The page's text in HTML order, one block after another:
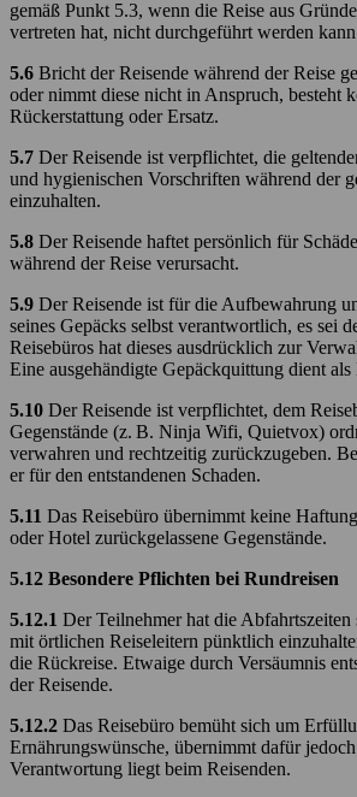
gemäß Punkt 5.3, wenn die Reise aus
vertreten hat, nicht durchgeführt werden
5.6 Bricht der Reisende während der Reise
oder nimmt diese nicht in Anspruch, besteht
Rückerstattung oder Ersatz.
5.7 Der Reisende ist verpflichtet, die
und hygienischen Vorschriften während der
einzuhalten.
5.8 Der Reisende haftet persönlich für
während der Reise verursacht.
5.9 Der Reisende ist für die Aufbewahrung
seines Gepäcks selbst verantwortlich, es sei
Reisebüros hat dieses ausdrücklich zur
Eine ausgehändigte Gepäckquittung dient als
5.10 Der Reisende ist verpflichtet, dem
Gegenstände (z. B. Ninja Wifi, Quietvox)
verwahren und rechtzeitig zurückzugeben.
er für den entstandenen Schaden.
5.11 Das Reisebüro übernimmt keine
oder Hotel zurückgelassene Gegenstände.
5.12 Besondere Pflichten bei Rundreisen
5.12.1 Der Teilnehmer hat die
mit örtlichen Reiseleitern pünktlich
die Rückreise. Etwaige durch Versäumnis
der Reisende.
5.12.2 Das Reisebüro bemüht sich um
Ernährungswünsche, übernimmt dafür
Verantwortung liegt beim Reisenden.